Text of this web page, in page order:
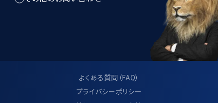
人情報に関する法令及びその他の規範に
適合させ、これらを遵守いたします。
当社は、個人情報管理規程の見直し及び
9.サイト利用について
よくある質問（FAQ）
プライバシーポリシー